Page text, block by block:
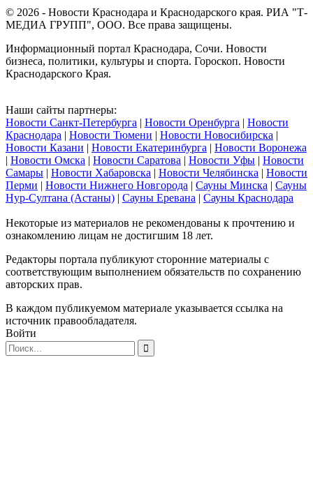
© 2026 - Новости Краснодара и Краснодарского края. РИА "Т-
МЕДИА ГРУПП", ООО. Все права защищены.
Информационный портал Краснодара, Сочи. Новости
бизнеса, политики, культуры и спорта. Гороскоп. Новости
Краснодарского Края.
Наши сайты партнеры:
Новости Санкт-Петербурга | Новости Оренбурга | Новости
Краснодара | Новости Тюмени | Новости Новосибирска |
Новости Казани | Новости Екатеринбурга | Новости Воронежа
| Новости Омска | Новости Саратова | Новости Уфы | Новости
Самары | Новости Хабаровска | Новости Челябинска | Новости
Перми | Новости Нижнего Новгорода | Сауны Минска | Сауны
Нур-Султана (Астаны) | Сауны Еревана | Сауны Краснодара
Некоторые из материалов не рекомендованы к прочтению и
ознакомлению лицам не достигшим 18 лет.
Редакторы портала публикуют сторонние материалы с
соответствующим выполнением обязательств по сохранению
авторских прав.
В каждом публикуемом материале указывается ссылка на
источник правообладателя.
Войти